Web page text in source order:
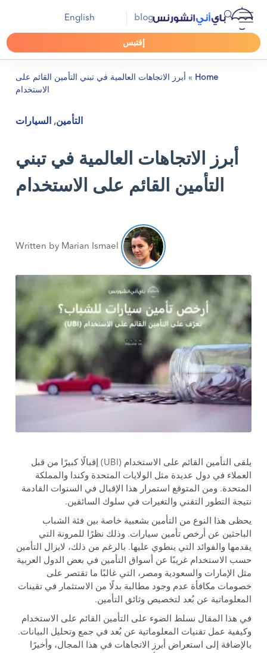
blog
English
إقتبس
Home
»
أبرز الاتجاهات العالمية في تبني التأمين القائم على
الاستخدام
التأمين, السيارات
أبرز الاتجاهات العالمية في تبني
التأمين القائم على الاستخدام
Written by Marian Ismael
يلقى التأمين القائم على الاستخدام (UBI) إقبالًا كبيرًا من قبل
العملاء في دول عديدة مثل الولايات المتحدة وكندا والمملكة
المتحدة. ومن المتوقع استمرار هذا الإقبال في السنوات القادمة
نتيجة التطور التقني والتغيرات في سلوك السائقين.
يحظى هذا النوع من التأمين بشعبية خاصة بين فئة الشباب
الباحثين عن أرخص تأمين سيارات. وذلك نظرًا للمرونة التي
يقدمها والفوائد التي ينطوي عليها. بالرغم من ذلك، لايزال التأمين
حسب الاستخدام غريبًا عن أسواق التأمين في بعض الدول العربية
مثل الإمارات والسعودية ومصر، التي غالبًا ما تقتصر على
خصومات مكافأة عدم وجود مطالبة بدلًا من الاستثمار في تقينات
المعلوماتية عن بُعد لتخصيص وثائق التأمين.
في هذا المقال نسلط الضوء على التأمين القائم على الاستخدام
وكيفية عمل تقنيات المعلوماتية عن بُعد في جمع وتحليل البيانات.
بالإضافة إلى استعراض أبرز الاتجاهات في هذا المجال، وأخيرًا